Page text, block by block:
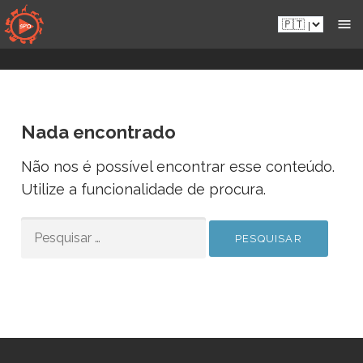
Aceder
diretamente
ao
conteúdo
Pt.sportsmansparadiseonline.com
Nada encontrado
Não nos é possível encontrar esse conteúdo.
Utilize a funcionalidade de procura.
POR: